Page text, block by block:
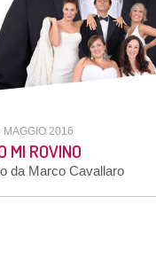
MAGGIO 2016
MI ROVINO
da Marco Cavallaro